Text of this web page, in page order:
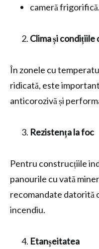
cameră frigorifică.
Clima și condițiile
În zonele cu
ridicată, este
anticorozivă și
Rezistența la foc
Pentru construcțiile
panourile cu vată
recomandate datorită
incendiu.
Etanșeitatea